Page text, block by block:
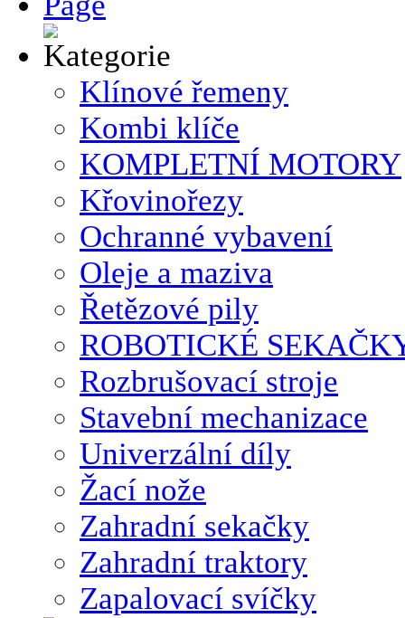
Klínové řemeny
Kombi klíče
KOMPLETNÍ MOTORY
Křovinořezy
Ochranné vybavení
Oleje a maziva
Řetězové pily
ROBOTICKÉ
Rozbrušovací stroje
Stavební mechanizace
Univerzální díly
Žací nože
Zahradní sekačky
Zahradní traktory
Zapalovací svíčky